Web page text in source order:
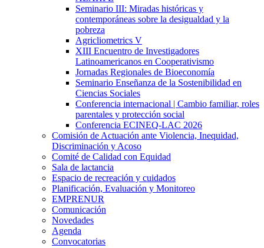
Seminario III: Miradas históricas y
contemporáneas sobre la desigualdad y la
pobreza
Agricliometrics V
XIII Encuentro de Investigadores
Latinoamericanos en Cooperativismo
Jornadas Regionales de Bioeconomía
Seminario Enseñanza de la Sostenibilidad en
Ciencias Sociales
Conferencia internacional | Cambio familiar, roles
parentales y protección social
Conferencia ECINEQ-LAC 2026
Comisión de Actuación ante Violencia, Inequidad,
Discriminación y Acoso
Comité de Calidad con Equidad
Sala de lactancia
Espacio de recreación y cuidados
Planificación, Evaluación y Monitoreo
EMPRENUR
Comunicación
Novedades
Agenda
Convocatorias